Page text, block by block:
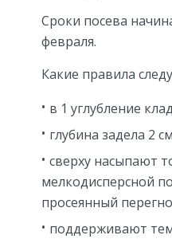
Сроки посева
февраля.
Какие правила
в 1 углубление
глубина задела 2
сверху насыпают
мелкодисперсной
просеянный
поддерживают